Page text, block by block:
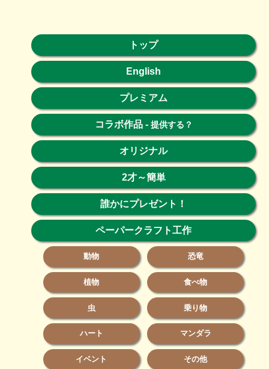
トップ
English
プレミアム
コラボ作品- 提供する？
オリジナル
2才～簡単
誰かにプレゼント！
ペーパークラフト工作
動物 恐竜
植物 食べ物
虫 乗り物
ハート マンダラ
イベント その他